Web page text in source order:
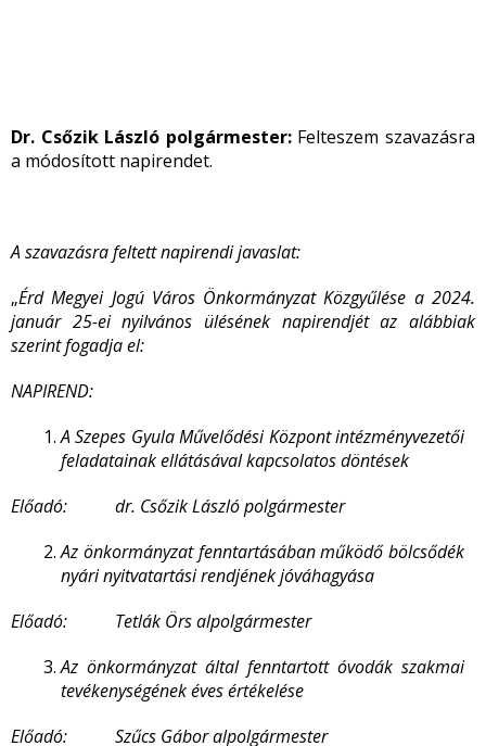
Dr. Csőzik László polgármester:Felteszem szavazásra
a módosított napirendet.
A szavazásra feltett napirendi javaslat:
„Érd Megyei Jogú Város Önkormányzat Közgyűlése a 2024.
január 25-ei nyilvános ülésének napirendjét az alábbiak
szerint fogadja el:
NAPIREND:
A Szepes Gyula Művelődési Központ intézményvezetői
feladatainak ellátásával kapcsolatos döntések
Előadó: dr. Csőzik László polgármester
Az önkormányzat fenntartásában működő bölcsődék
nyári nyitvatartási rendjének jóváhagyása
Előadó: Tetlák Örs alpolgármester
Az önkormányzat által fenntartott óvodák szakmai
tevékenységének éves értékelése
Előadó: Szűcs Gábor alpolgármester